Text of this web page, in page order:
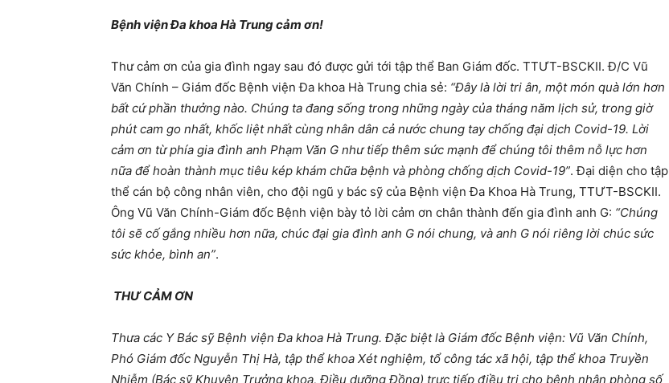
Bệnh viện Đa khoa Hà Trung cảm ơn!
Thư cảm ơn của gia đình ngay sau đó được gửi tới tập thể Ban Giám đốc. TTƯT-BSCKII. Đ/C Vũ
Văn Chính – Giám đốc Bệnh viện Đa khoa Hà Trung chia sẻ: “Đây là lời tri ân, một món quà lớn hơn
bất cứ phần thưởng nào. Chúng ta đang sống trong những ngày của tháng năm lịch sử, trong giờ
phút cam go nhất, khốc liệt nhất cùng nhân dân cả nước chung tay chống đại dịch Covid-19. Lời
cảm ơn từ phía gia đình anh Phạm Văn G như tiếp thêm sức mạnh để chúng tôi thêm nỗ lực hơn
nữa để hoàn thành mục tiêu kép khám chữa bệnh và phòng chống dịch Covid-19”. Đại diện cho tập
thể cán bộ công nhân viên, cho đội ngũ y bác sỹ của Bệnh viện Đa Khoa Hà Trung, TTƯT-BSCKII.
Ông Vũ Văn Chính-Giám đốc Bệnh viện bày tỏ lời cảm ơn chân thành đến gia đình anh G: “Chúng
tôi sẽ cố gắng nhiều hơn nữa, chúc đại gia đình anh G nói chung, và anh G nói riêng lời chúc sức
sức khỏe, bình an”.
THƯ CẢM ƠN
Thưa các Y Bác sỹ Bệnh viện Đa khoa Hà Trung. Đặc biệt là Giám đốc Bệnh viện: Vũ Văn Chính,
Phó Giám đốc Nguyễn Thị Hà, tập thể khoa Xét nghiệm, tổ công tác xã hội, tập thể khoa Truyền
Nhiễm (Bác sỹ Khuyên Trưởng khoa, Điều dưỡng Đồng) trực tiếp điều trị cho bệnh nhân phòng số